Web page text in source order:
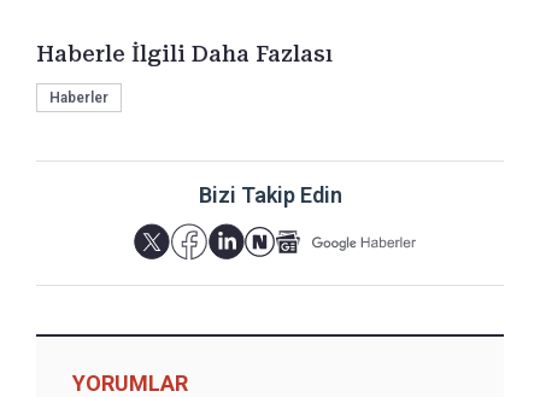
Haberle İlgili Daha Fazlası
Haberler
Bizi Takip Edin
YORUMLAR